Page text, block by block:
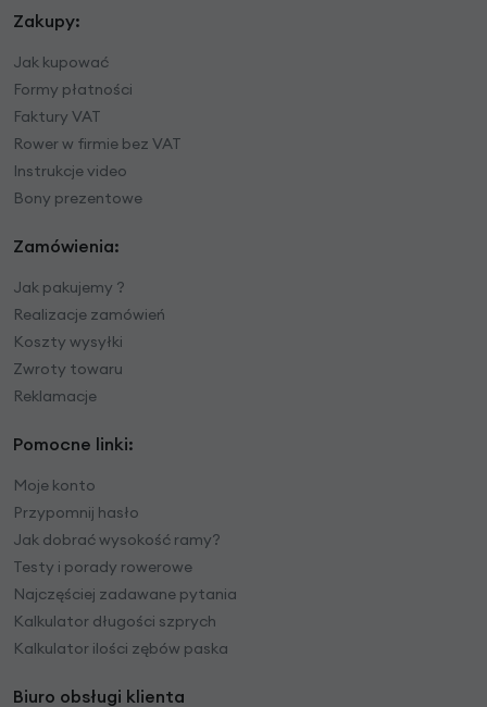
Zakupy:
Jak kupować
Formy płatności
Faktury VAT
Rower w firmie bez VAT
Instrukcje video
Bony prezentowe
Zamówienia:
Jak pakujemy ?
Realizacje zamówień
Koszty wysyłki
Zwroty towaru
Reklamacje
Pomocne linki:
Moje konto
Przypomnij hasło
Jak dobrać wysokość ramy?
Testy i porady rowerowe
Najczęściej zadawane pytania
Kalkulator długości szprych
Kalkulator ilości zębów paska
Biuro obsługi klienta